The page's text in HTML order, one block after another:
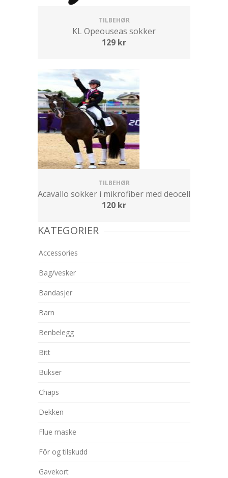
TILBEHØR
KL Opeouseas sokker
129 kr
TILBEHØR
Acavallo sokker i mikrofiber med deocell
120 kr
KATEGORIER
Accessories
Bag/vesker
Bandasjer
Barn
Benbelegg
Bitt
Bukser
Chaps
Dekken
Flue maske
Fôr og tilskudd
Gavekort